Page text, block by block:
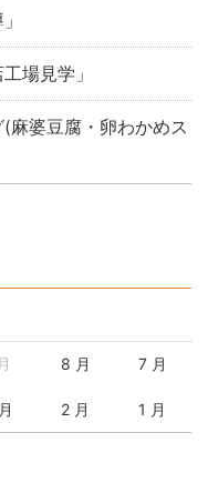
場見学」
婆豆腐・卵わかめス
8 月 7 月
2 月 1 月